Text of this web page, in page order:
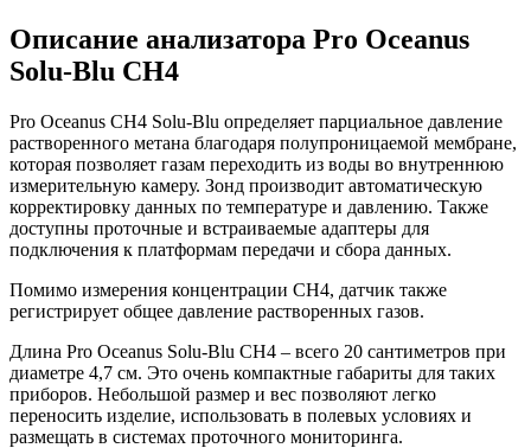
Описание анализатора Pro Oceanus
Solu-Blu CH4
Pro Oceanus CH4 Solu-Blu определяет парциальное давление
растворенного метана благодаря полупроницаемой мембране,
которая позволяет газам переходить из воды во внутреннюю
измерительную камеру. Зонд производит автоматическую
корректировку данных по температуре и давлению. Также
доступны проточные и встраиваемые адаптеры для
подключения к платформам передачи и сбора данных.
Помимо измерения концентрации CH4, датчик также
регистрирует общее давление растворенных газов.
Длина Pro Oceanus Solu-Blu CH4 – всего 20 сантиметров при
диаметре 4,7 см. Это очень компактные габариты для таких
приборов. Небольшой размер и вес позволяют легко
переносить изделие, использовать в полевых условиях и
размещать в системах проточного мониторинга.